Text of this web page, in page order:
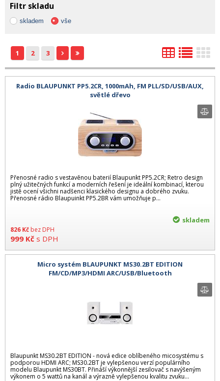
Filtr skladu
skladem vše
1 2 3
Radio BLAUPUNKT PP5.2CR, 1000mAh, FM PLL/SD/USB/AUX,
světlé dřevo
Přenosné radio s vestavěnou baterií Blaupunkt PP5.2CR; Retro design
plný užitečných funkcí a moderních řešení je ideální kombinací, kterou
jistě ocení všichni nadšenci klasického designu a dobrého zvuku.
Přenosné rádio Blaupuinkt PP5.2BR vám umožňuje p...
826 Kč bez DPH
999 Kč s DPH
skladem
Micro systém BLAUPUNKT MS30.2BT EDITION
FM/CD/MP3/HDMI ARC/USB/Bluetooth
Blaupunkt MS30.2BT EDITION - nová edice oblíbeného micosystému s
podporou HDMI ARC; MS30.2BT je vylepšenou verzí populárního
modelu Blaupunkt MS30BT. Přináší výkonnější zesilovač s navýšeným
výkonem o 5 wattů na kanál a výrazně vylepšenou kvalitu zvuku...